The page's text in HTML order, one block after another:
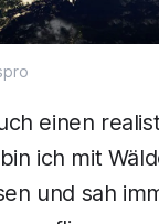
einen
ich mit
und sah